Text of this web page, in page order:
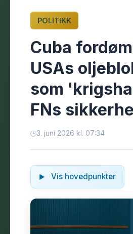
POLITIKK
Cuba
USAs
som
FNs
3. juni 2026 kl. 07:34
Vis hovedpunkter